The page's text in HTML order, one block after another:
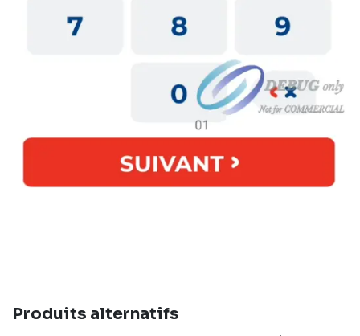
Produits alternatifs